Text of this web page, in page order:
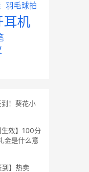
羽毛球拍
耳机
！葵花小
效】100分
金是什么意
】热卖